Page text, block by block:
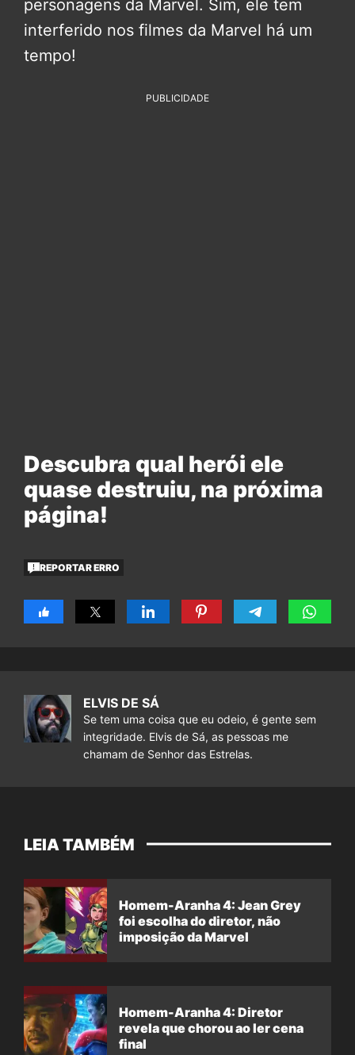
personagens da Marvel. Sim, ele tem
interferido nos filmes da Marvel há um
tempo!
PUBLICIDADE
Descubra qual herói ele
quase destruiu, na próxima
página!
REPORTAR ERRO
ELVIS DE SÁ
Se tem uma coisa que eu odeio, é gente sem
integridade. Elvis de Sá, as pessoas me
chamam de Senhor das Estrelas.
LEIA TAMBÉM
Homem-Aranha 4: Jean Grey
foi escolha do diretor, não
imposição da Marvel
Homem-Aranha 4: Diretor
revela que chorou ao ler cena
final